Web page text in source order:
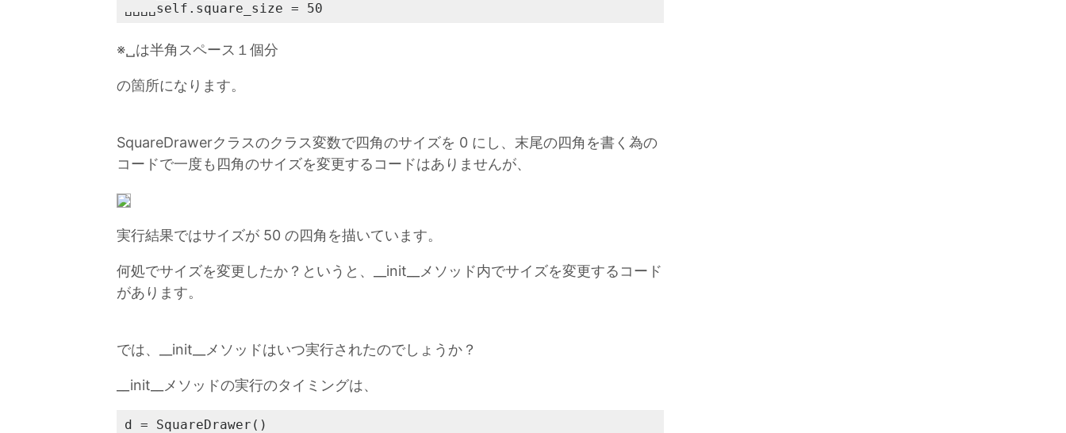
␣␣␣␣self.square_size = 50
※␣は半角スペース１個分
の箇所になります。
SquareDrawerクラスのクラス変数で四角のサイズを 0 にし、末尾の四角を書く為の
コードで一度も四角のサイズを変更するコードはありませんが、
実行結果ではサイズが 50 の四角を描いています。
何処でサイズを変更したか？というと、__init__メソッド内でサイズを変更するコード
があります。
では、__init__メソッドはいつ実行されたのでしょうか？
__init__メソッドの実行のタイミングは、
d = SquareDrawer()